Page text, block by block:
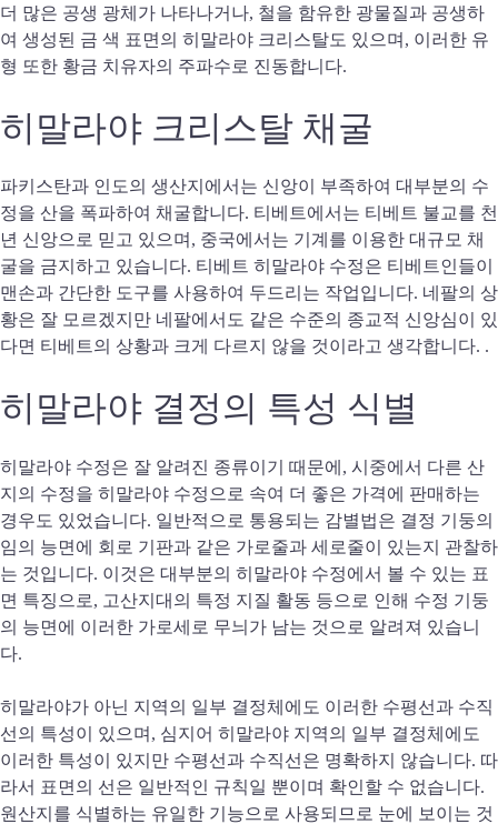
더 많은 공생 광체가 나타나거나, 철을 함유한 광물질과 공생하
여 생성된 금 색 표면의 히말라야 크리스탈도 있으며, 이러한 유
형 또한 황금 치유자의 주파수로 진동합니다.
히말라야 크리스탈 채굴
파키스탄과 인도의 생산지에서는 신앙이 부족하여 대부분의 수
정을 산을 폭파하여 채굴합니다. 티베트에서는 티베트 불교를 천
년 신앙으로 믿고 있으며, 중국에서는 기계를 이용한 대규모 채
굴을 금지하고 있습니다. 티베트 히말라야 수정은 티베트인들이
맨손과 간단한 도구를 사용하여 두드리는 작업입니다. 네팔의 상
황은 잘 모르겠지만 네팔에서도 같은 수준의 종교적 신앙심이 있
다면 티베트의 상황과 크게 다르지 않을 것이라고 생각합니다. .
히말라야 결정의 특성 식별
히말라야 수정은 잘 알려진 종류이기 때문에, 시중에서 다른 산
지의 수정을 히말라야 수정으로 속여 더 좋은 가격에 판매하는
경우도 있었습니다. 일반적으로 통용되는 감별법은 결정 기둥의
임의 능면에 회로 기판과 같은 가로줄과 세로줄이 있는지 관찰하
는 것입니다. 이것은 대부분의 히말라야 수정에서 볼 수 있는 표
면 특징으로, 고산지대의 특정 지질 활동 등으로 인해 수정 기둥
의 능면에 이러한 가로세로 무늬가 남는 것으로 알려져 있습니
다.
히말라야가 아닌 지역의 일부 결정체에도 이러한 수평선과 수직
선의 특성이 있으며, 심지어 히말라야 지역의 일부 결정체에도
이러한 특성이 있지만 수평선과 수직선은 명확하지 않습니다. 따
라서 표면의 선은 일반적인 규칙일 뿐이며 확인할 수 없습니다.
원산지를 식별하는 유일한 기능으로 사용되므로 눈에 보이는 것